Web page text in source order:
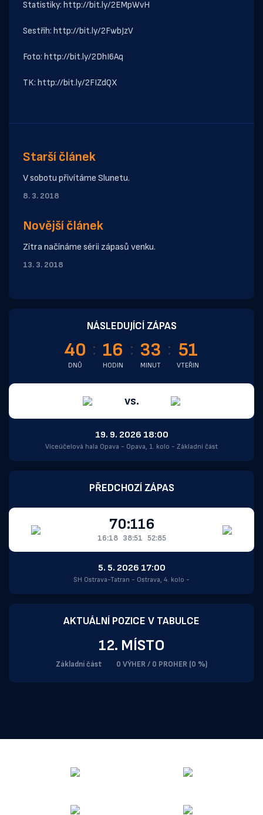
Statistiky: http://bit.ly/2EMpWvH
Sestřih: http://bit.ly/2FwbJzV
Foto: http://bit.ly/2DhI6Aq
TK: http://bit.ly/2FIZdQX
Starší článek
V sobotu přivítáme Slunetu.
8. 3. 2018
Novější článek
Zítra načínáme sérii zápasů venku.
13. 3. 2018
NÁSLEDUJÍCÍ ZÁPAS
40
DNŮ
16
HODIN
33
MINUT
51
VTEŘIN
vs.
19. 9. 2026 18:00
Víceúčelová hala Opava - Opava, 1. kolo - Základní část
PŘEDCHOZÍ ZÁPAS
70:116
16:18 38:51 52:85
5. 5. 2026 17:00
SH Ostrava-Tatran - Ostrava, 4. kolo -
AKTUÁLNÍ POZICE V TABULCE
12. MÍSTO
Základní část 0 VÝHER / 0 PROHER (0 %)